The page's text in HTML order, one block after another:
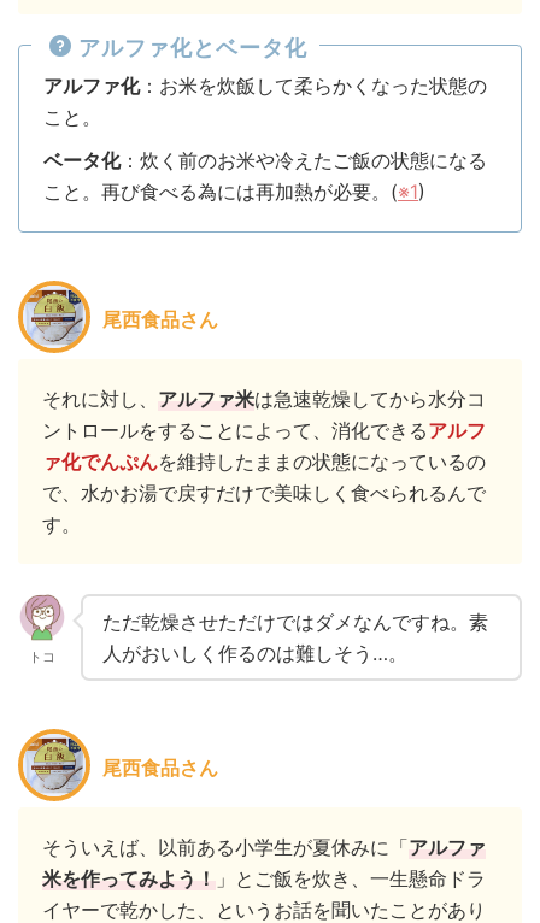
アルファ化とベータ化
アルファ化：お米を炊飯して柔らかくなった状態の
こと。
ベータ化： 炊く前のお米や冷えたご飯の状態になる
こと。再び食べる為には再加熱が必要。(※1)
尾西食品さん
それに対し、 アルファ米は急速乾燥してから水分コ
ントロールをすることによって、消化できるアルフ
ァ化でんぷんを維持したままの状態になっているの
で、水かお湯で戻すだけで美味しく食べられるんで
す。
トコ
ただ乾燥させただけではダメなんですね。素
人がおいしく作るのは難しそう…。
尾西食品さん
そういえば、以前ある小学生が夏休みに「アルファ
米を作ってみよう！ 」とご飯を炊き、一生懸命ドラ
イヤーで乾かした、というお話を聞いたことがあり